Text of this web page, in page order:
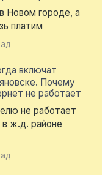
Новом городе, а
платим
включат
Почему
не работает
не работает
ж.д. районе